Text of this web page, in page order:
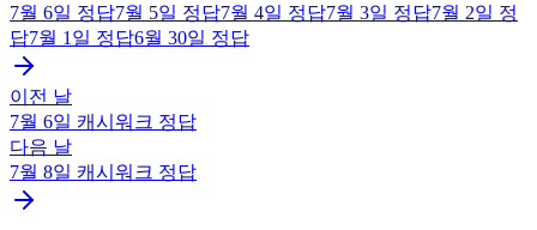
7월 6일 정답7월 5일 정답7월 4일 정답7월 3일 정답7월 2일 정
답7월 1일 정답6월 30일 정답
이전 날
7월 6일 캐시워크 정답
다음 날
7월 8일 캐시워크 정답